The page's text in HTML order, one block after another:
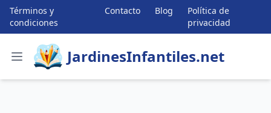
Términos y
condiciones
Contacto Blog
Política de
privacidad
JardinesInfantiles.net